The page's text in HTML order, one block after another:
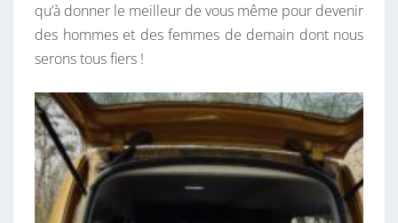
qu’à donner le meilleur de vous même pour devenir
des hommes et des femmes de demain dont nous
serons tous fiers !